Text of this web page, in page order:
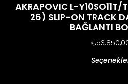
AKRAPOVIC L-Y10SO11T/
26) SLIP-ON TRACK
BAĞLANTI
₺